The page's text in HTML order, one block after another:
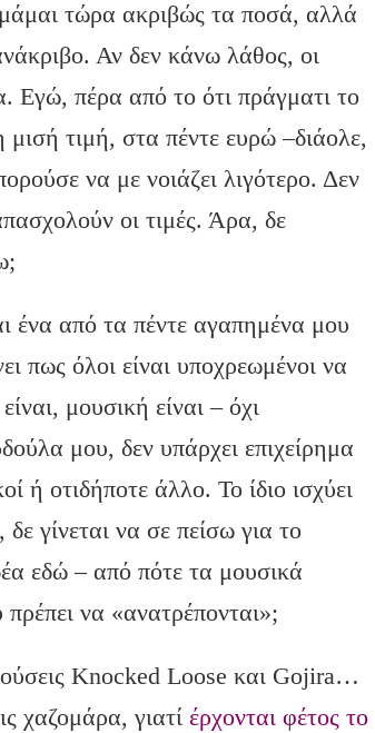
τώρα ακριβώς τα ποσά, αλλά
Αν δεν κάνω λάθος, οι
Εγώ, πέρα από το ότι πράγματι το
τιμή, στα πέντε ευρώ –διάολε,
να με νοιάζει λιγότερο. Δεν
οι τιμές. Άρα, δε
ένα από τα πέντε αγαπημένα μου
πως όλοι είναι υποχρεωμένοι να
μουσική είναι – όχι
μου, δεν υπάρχει επιχείρημα
ή οτιδήποτε άλλο. Το ίδιο ισχύει
γίνεται να σε πείσω για το
εδώ – από πότε τα μουσικά
να «ανατρέπονται»;
Knocked Loose και Gojira…
χαζομάρα, γιατίέρχονται φέτος το